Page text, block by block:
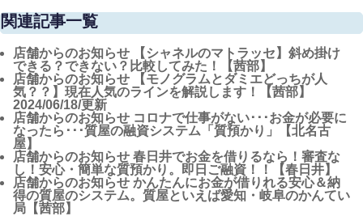
関連記事一覧
店舗からのお知らせ 【シャネルのマトラッセ】斜め掛け
できる？できない？比較してみた！【茜部】
店舗からのお知らせ 【モノグラムとダミエどっちが人
気？？】現在人気のラインを解説します！【茜部】
2024/06/18/更新
店舗からのお知らせ コロナで仕事がない･･･お金が必要に
なったら･･･質屋の融資システム「質預かり」【北名古
屋】
店舗からのお知らせ 春日井でお金を借りるなら！審査な
し！安心・簡単な質預かり。即日ご融資！！【春日井】
店舗からのお知らせ かんたんにお金が借りれる安心＆納
得の質屋のシステム。質屋といえば愛知・岐阜のかんてい
局【茜部】